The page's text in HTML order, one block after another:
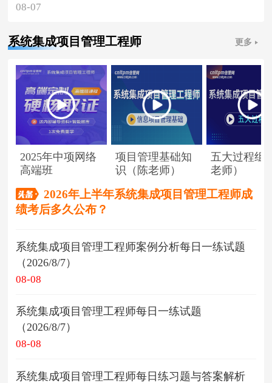
08-07
系统集成项目管理工程师 更多
2025年中项网络
高端班
项目管理基础知
识（陈老师）
五大过程组
老师）
2026年上半年系统集成项目管理工程师成
绩考后多久公布？
系统集成项目管理工程师案例分析每日一练试题
（2026/8/7）
08-08
系统集成项目管理工程师每日一练试题
（2026/8/7）
08-08
系统集成项目管理工程师每日练习题与答案解析